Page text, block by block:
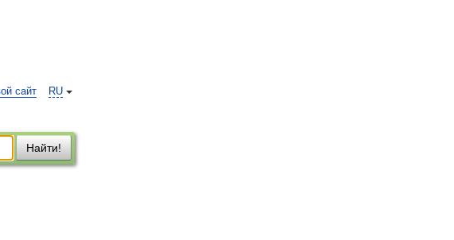
RU
сайт
Найти!